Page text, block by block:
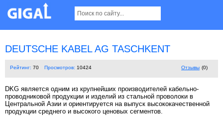
DEUTSCHE KABEL AG TASCHKENT
Рейтинг: 70 Просмотров: 10424 Отзывы (0)
DKG является одним из крупнейших производителей кабельно-
проводниковой продукции и изделий из стальной проволоки в
Центральной Азии и ориентируется на выпуск высококачественной
продукции среднего и высокого ценовых сегментов.